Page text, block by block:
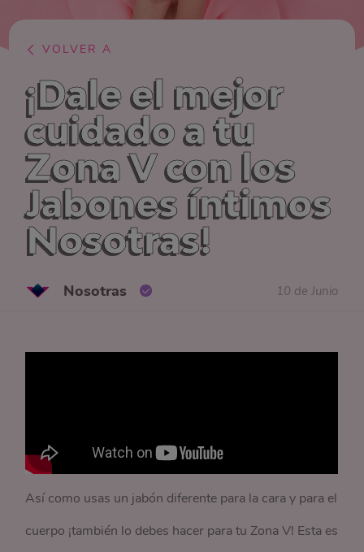
VOLVER A
¡Dale el mejor
cuidado a tu
Zona V con los
Jabones íntimos
Nosotras!
Nosotras 10 de Junio
Así como usas un jabón diferente para la cara y para el
cuerpo ¡también lo debes hacer para tu Zona V! Esta es